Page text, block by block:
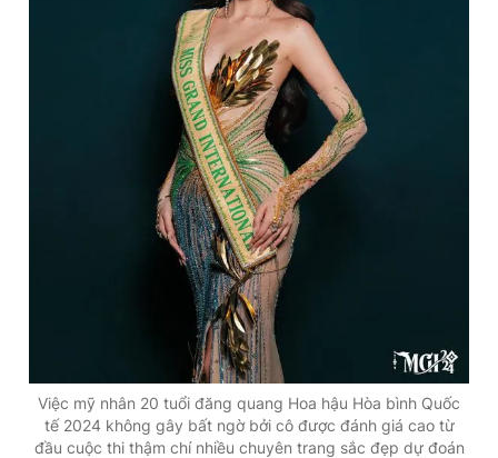
Việc mỹ nhân 20 tuổi đăng quang Hoa hậu Hòa bình Quốc
tế 2024 không gây bất ngờ bởi cô được đánh giá cao từ
đầu cuộc thi thậm chí nhiều chuyên trang sắc đẹp dự đoán